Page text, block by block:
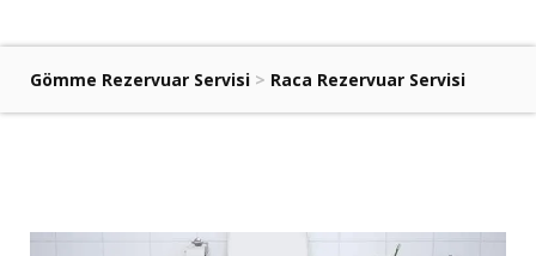
Gömme Rezervuar Servisi > Raca Rezervuar Servisi